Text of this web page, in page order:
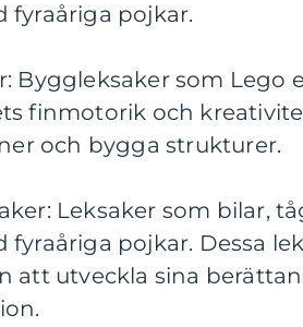
fyraåriga pojkar.
Byggleksaker som
finmotorik och
och bygga strukturer.
Leksaker som bilar,
fyraåriga pojkar. Dessa
att utveckla sina